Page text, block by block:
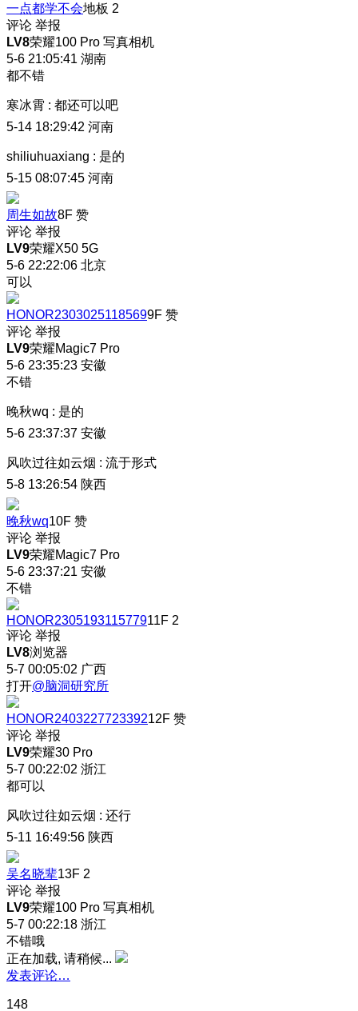
一点都学不会地板 2
评论 举报
LV8荣耀100 Pro 写真相机
5-6 21:05:41 湖南
都不错
寒冰霄 : 都还可以吧
5-14 18:29:42 河南
shiliuhuaxiang : 是的
5-15 08:07:45 河南
周生如故8F 赞
评论 举报
LV9荣耀X50 5G
5-6 22:22:06 北京
可以
HONOR23030251185699F 赞
评论 举报
LV9荣耀Magic7 Pro
5-6 23:35:23 安徽
不错
晚秋wq : 是的
5-6 23:37:37 安徽
风吹过往如云烟 : 流于形式
5-8 13:26:54 陕西
晚秋wq10F 赞
评论 举报
LV9荣耀Magic7 Pro
5-6 23:37:21 安徽
不错
HONOR230519311577911F 2
评论 举报
LV8浏览器
5-7 00:05:02 广西
打开@脑洞研究所
HONOR240322772339212F 赞
评论 举报
LV9荣耀30 Pro
5-7 00:22:02 浙江
都可以
风吹过往如云烟 : 还行
5-11 16:49:56 陕西
吴名晓辈13F 2
评论 举报
LV9荣耀100 Pro 写真相机
5-7 00:22:18 浙江
不错哦
正在加载, 请稍候...
发表评论…
148